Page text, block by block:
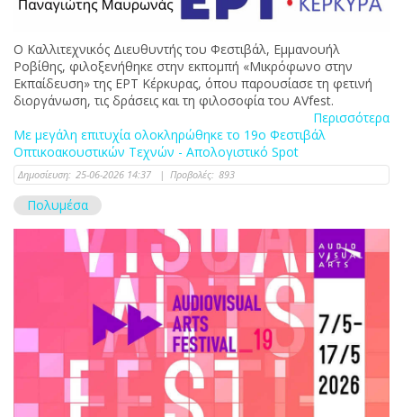
Ο Καλλιτεχνικός Διευθυντής του Φεστιβάλ, Εμμανουήλ
Ροβίθης, φιλοξενήθηκε στην εκπομπή «Μικρόφωνο στην
Εκπαίδευση» της ΕΡΤ Κέρκυρας, όπου παρουσίασε τη φετινή
διοργάνωση, τις δράσεις και τη φιλοσοφία του AVfest.
Περισσότερα
Με μεγάλη επιτυχία ολοκληρώθηκε το 19ο Φεστιβάλ
Οπτικοακουστικών Τεχνών - Απολογιστικό Spot
Δημοσίευση: 25-06-2026 14:37 | Προβολές: 893
Πολυμέσα